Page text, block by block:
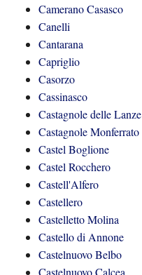
Camerano Casasco
Canelli
Cantarana
Capriglio
Casorzo
Cassinasco
Castagnole delle Lanze
Castagnole Monferrato
Castel Boglione
Castel Rocchero
Castell'Alfero
Castellero
Castelletto Molina
Castello di Annone
Castelnuovo Belbo